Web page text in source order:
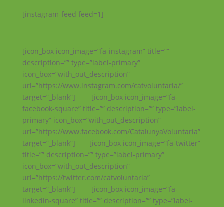
[instagram-feed feed=1]
[icon_box icon_image=”fa-instagram” title=””
description=”” type=”label-primary”
icon_box=”with_out_description”
url=”https://www.instagram.com/catvoluntaria/”
target=”_blank”] [icon_box icon_image=”fa-
facebook-square” title=”” description=”” type=”label-
primary” icon_box=”with_out_description”
url=”https://www.facebook.com/CatalunyaVoluntaria”
target=”_blank”] [icon_box icon_image=”fa-twitter”
title=”” description=”” type=”label-primary”
icon_box=”with_out_description”
url=”https://twitter.com/catvoluntaria”
target=”_blank”] [icon_box icon_image=”fa-
linkedin-square” title=”” description=”” type=”label-